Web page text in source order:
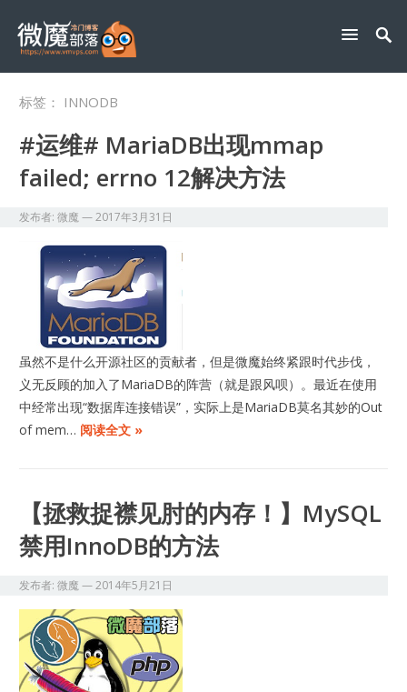
标签： INNODB
#运维# MariaDB出现mmap
failed; errno 12解决方法
发布者:微魔—2017年3月31日
虽然不是什么开源社区的贡献者，但是微魔始终紧跟时代步伐，
义无反顾的加入了MariaDB的阵营（就是跟风呗）。最近在使用
中经常出现“数据库连接错误”，实际上是MariaDB莫名其妙的Out
of mem… 阅读全文 »
【拯救捉襟见肘的内存！】MySQL
禁用InnoDB的方法
发布者:微魔—2014年5月21日